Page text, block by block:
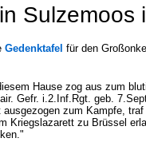
Gedenktafel für den
Hause zog aus zum
Gefr. i.2.Inf.Rgt. geb.
ausgezogen zum Kampfe,
Kriegslazarett zu Brüssel